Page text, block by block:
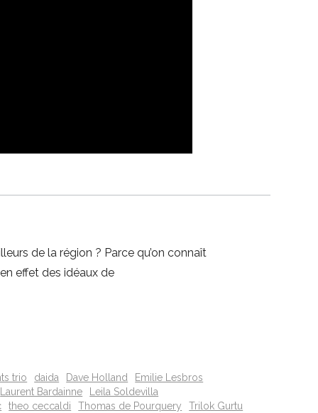
de la région ? Parce qu’on connaît
effet des idéaux de
trio daida Dave Holland
Emilie Lesbros
Laurent Bardainne
Leila Soldevilla
theo ceccaldi Thomas de Pourquery
Trilok Gurtu